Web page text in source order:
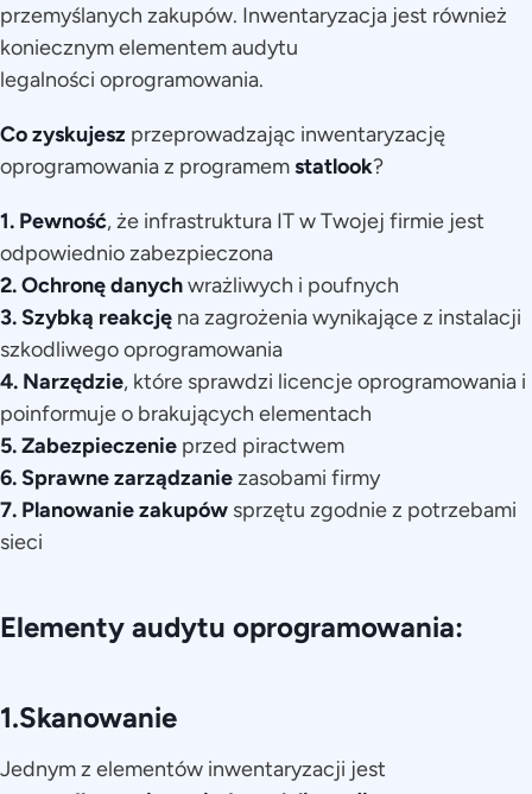
przemyślanych zakupów. Inwentaryzacja jest również
koniecznym elementem audytu
legalności oprogramowania.
Co zyskujesz przeprowadzając inwentaryzację
oprogramowania z programemstatlook?
1. Pewność, że infrastruktura IT w Twojej firmie jest
odpowiednio zabezpieczona
2.Ochronę danychwrażliwych i poufnych
3.Szybką reakcję na zagrożenia wynikające z instalacji
szkodliwego oprogramowania
4. Narzędzie, które sprawdzi licencje oprogramowania i
poinformuje o brakujących elementach
5.Zabezpieczenie przed piractwem
6.Sprawne zarządzaniezasobami firmy
7. Planowanie zakupów sprzętu zgodnie z potrzebami
sieci
Elementy audytu oprogramowania:
1.Skanowanie
Jednym z elementów inwentaryzacji jest